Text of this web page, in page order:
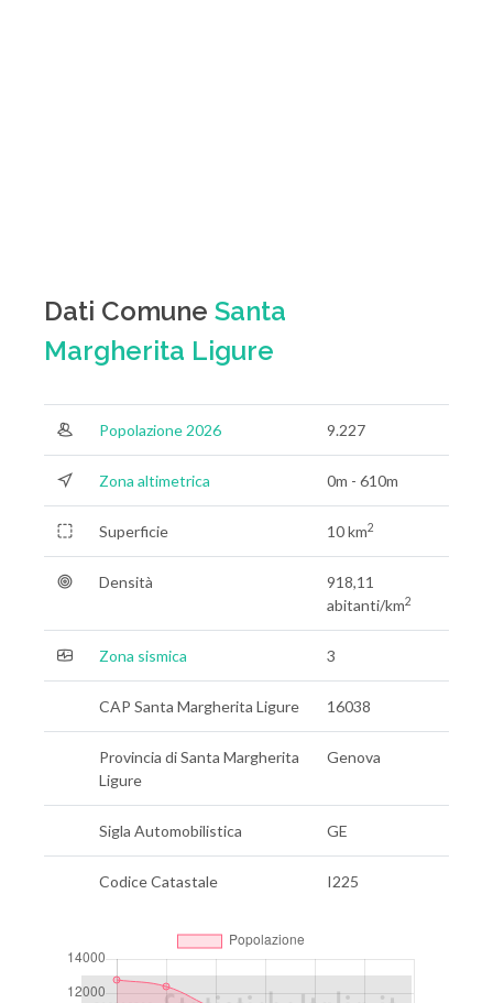
Dati Comune Santa
Margherita Ligure
Popolazione 2026 9.227
Zona altimetrica 0m - 610m
Superficie 10 km2
Densità
918,11
abitanti/km2
Zona sismica 3
CAP Santa Margherita Ligure 16038
Provincia di Santa Margherita
Ligure
Genova
Sigla Automobilistica GE
Codice Catastale I225